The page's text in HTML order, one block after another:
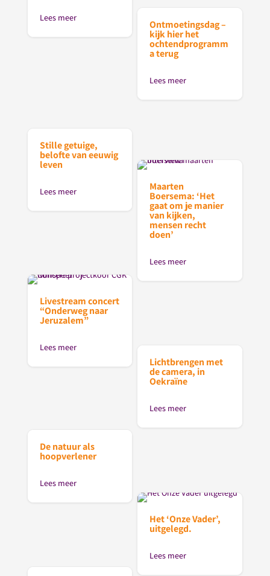
Lees meer
Ontmoetingsdag –
kijk hier het
ochtendprogramm
a terug
Lees meer
Stille getuige,
belofte van eeuwig
leven
Lees meer Maarten
Boersema: ‘Het
gaat om je manier
van kijken,
mensen recht
doen’
Lees meer
Livestream concert
“Onderweg naar
Jeruzalem”
Lees meer
Lichtbrengen met
de camera, in
Oekraïne
Lees meer
De natuur als
hoopverlener
Lees meer
Het ‘Onze Vader’,
uitgelegd.
Lees meer